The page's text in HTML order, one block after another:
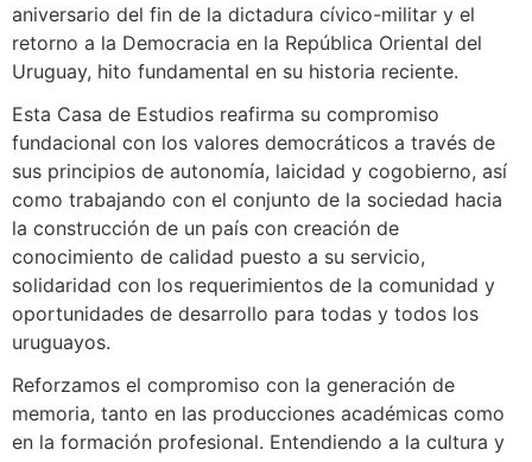
aniversario del fin de la dictadura cívico-militar y el
retorno a la Democracia en la República Oriental del
Uruguay, hito fundamental en su historia reciente.
Esta Casa de Estudios reafirma su compromiso
fundacional con los valores democráticos a través de
sus principios de autonomía, laicidad y cogobierno, así
como trabajando con el conjunto de la sociedad hacia
la construcción de un país con creación de
conocimiento de calidad puesto a su servicio,
solidaridad con los requerimientos de la comunidad y
oportunidades de desarrollo para todas y todos los
uruguayos.
Reforzamos el compromiso con la generación de
memoria, tanto en las producciones académicas como
en la formación profesional. Entendiendo a la cultura y